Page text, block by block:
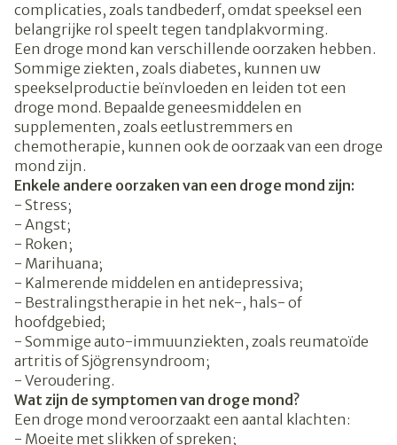
complicaties, zoals tandbederf, omdat speeksel een
belangrijke rol speelt tegen tandplakvorming.
Een droge mond kan verschillende oorzaken hebben.
Sommige ziekten, zoals diabetes, kunnen uw
speekselproductie beïnvloeden en leiden tot een
droge mond. Bepaalde geneesmiddelen en
supplementen, zoals eetlustremmers en
chemotherapie, kunnen ook de oorzaak van een droge
mond zijn.
Enkele andere oorzaken van een droge mond zijn:
- Stress;
- Angst;
- Roken;
- Marihuana;
- Kalmerende middelen en antidepressiva;
- Bestralingstherapie in het nek-, hals- of
hoofdgebied;
- Sommige auto-immuunziekten, zoals reumatoïde
artritis of Sjögrensyndroom;
- Veroudering.
Wat zijn de symptomen van droge mond?
Een droge mond veroorzaakt een aantal klachten:
- Moeite met slikken of spreken;